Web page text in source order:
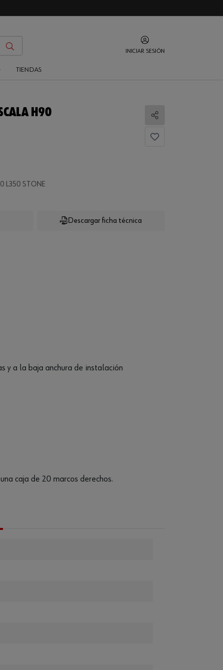
INICIAR SESIÓN
TIENDAS
H90
Compartir
L350 STONE
Descargar ficha técnica
y a la baja anchura de instalación
caja de 20 marcos derechos.